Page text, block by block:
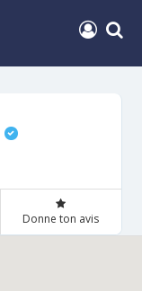
Donne ton avis